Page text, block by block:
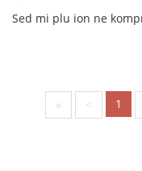
Sed mi plu ion ne
« < 1